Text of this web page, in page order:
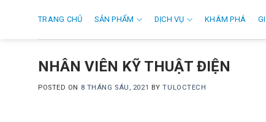
TRANG CHỦ SẢN PHẨM DỊCH VỤ KHÁM PHÁ
NHÂN VIÊN KỸ THUẬT ĐIỆN
POSTED ON 8 THÁNG SÁU, 2021 BYTULOCTECH